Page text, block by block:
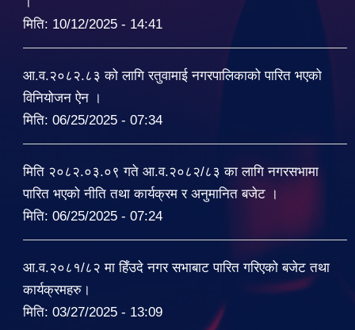
मिति: 10/12/2025 - 14:41
आ.व.२०८२.८३ को लागि रतुवामाई नगरपालिकाको पारित भएको
विनियोजन ऐन ।
मिति: 06/25/2025 - 07:34
मिति २०८२.०३.०९ गते आ.व.२०८२/८३ का लागि नगरसभामा
पारित भएको नीति तथा कार्यक्रम र अनुमानित बजेट ।
मिति: 06/25/2025 - 07:24
आ.व.२०८१/८२ मा हिँउदे नगर सभाबाट पारित गरिएको बजेट तथा
कार्यक्रमहरु।
मिति: 03/27/2025 - 13:09